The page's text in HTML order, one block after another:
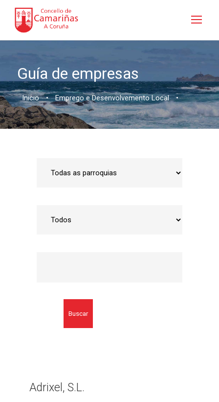
Guía de empresas
Inicio • Emprego e Desenvolvemento Local •
Buscar
Adrixel, S.L.